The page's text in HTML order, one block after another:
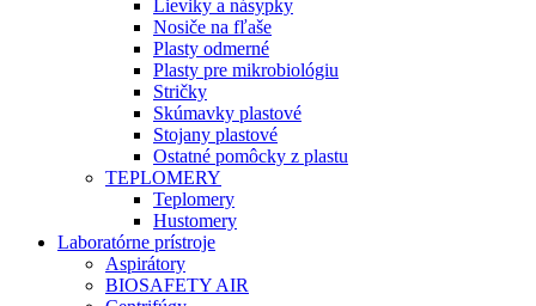
Lieviky a násypky
Nosiče na fľaše
Plasty odmerné
Plasty pre mikrobiológiu
Stričky
Skúmavky plastové
Stojany plastové
Ostatné pomôcky z plastu
TEPLOMERY
Teplomery
Hustomery
Laboratórne prístroje
Aspirátory
BIOSAFETY AIR